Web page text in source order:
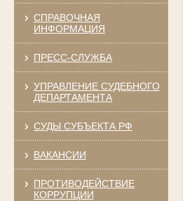
СПРАВОЧНАЯ
ИНФОРМАЦИЯ
ПРЕСС-СЛУЖБА
УПРАВЛЕНИЕ СУДЕБНОГО
ДЕПАРТАМЕНТА
СУДЫ СУБЪЕКТА РФ
ВАКАНСИИ
ПРОТИВОДЕЙСТВИЕ
КОРРУПЦИИ